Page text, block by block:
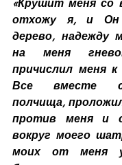
«Крушит меня со
отхожу я, и Он
дерево, надежду
на меня
причислил меня
Все вместе
полчища,
против меня и
вокруг моего
моих от меня